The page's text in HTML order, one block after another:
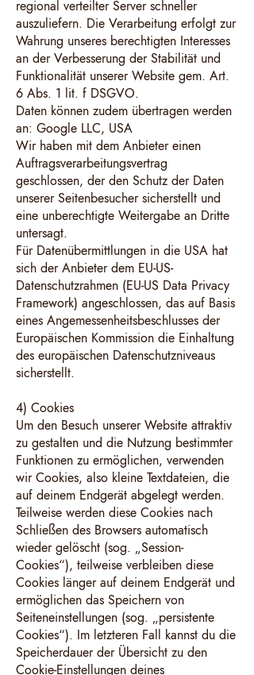
regional verteilter Server schneller
auszuliefern. Die Verarbeitung erfolgt zur
Wahrung unseres berechtigten Interesses
an der Verbesserung der Stabilität und
Funktionalität unserer Website gem. Art.
6 Abs. 1 lit. f DSGVO.
Daten können zudem übertragen werden
an: Google LLC, USA
Wir haben mit dem Anbieter einen
Auftragsverarbeitungsvertrag
geschlossen, der den Schutz der Daten
unserer Seitenbesucher sicherstellt und
eine unberechtigte Weitergabe an Dritte
untersagt.
Für Datenübermittlungen in die USA hat
sich der Anbieter dem EU-US-
Datenschutzrahmen (EU-US Data Privacy
Framework) angeschlossen, das auf Basis
eines Angemessenheitsbeschlusses der
Europäischen Kommission die Einhaltung
des europäischen Datenschutzniveaus
sicherstellt.
4) Cookies
Um den Besuch unserer Website attraktiv
zu gestalten und die Nutzung bestimmter
Funktionen zu ermöglichen, verwenden
wir Cookies, also kleine Textdateien, die
auf deinem Endgerät abgelegt werden.
Teilweise werden diese Cookies nach
Schließen des Browsers automatisch
wieder gelöscht (sog. „Session-
Cookies“), teilweise verbleiben diese
Cookies länger auf deinem Endgerät und
ermöglichen das Speichern von
Seiteneinstellungen (sog. „persistente
Cookies“). Im letzteren Fall kannst du die
Speicherdauer der Übersicht zu den
Cookie-Einstellungen deines